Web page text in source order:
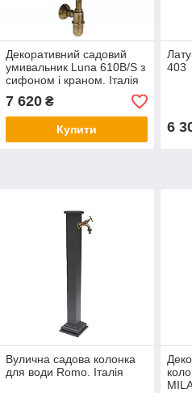
Декоративний садовий
умивальник Luna 610B/S з
сифоном і краном. Італія
7 620₴
Купити
403
6
Вулична садова колонка
для води Romo. Італія